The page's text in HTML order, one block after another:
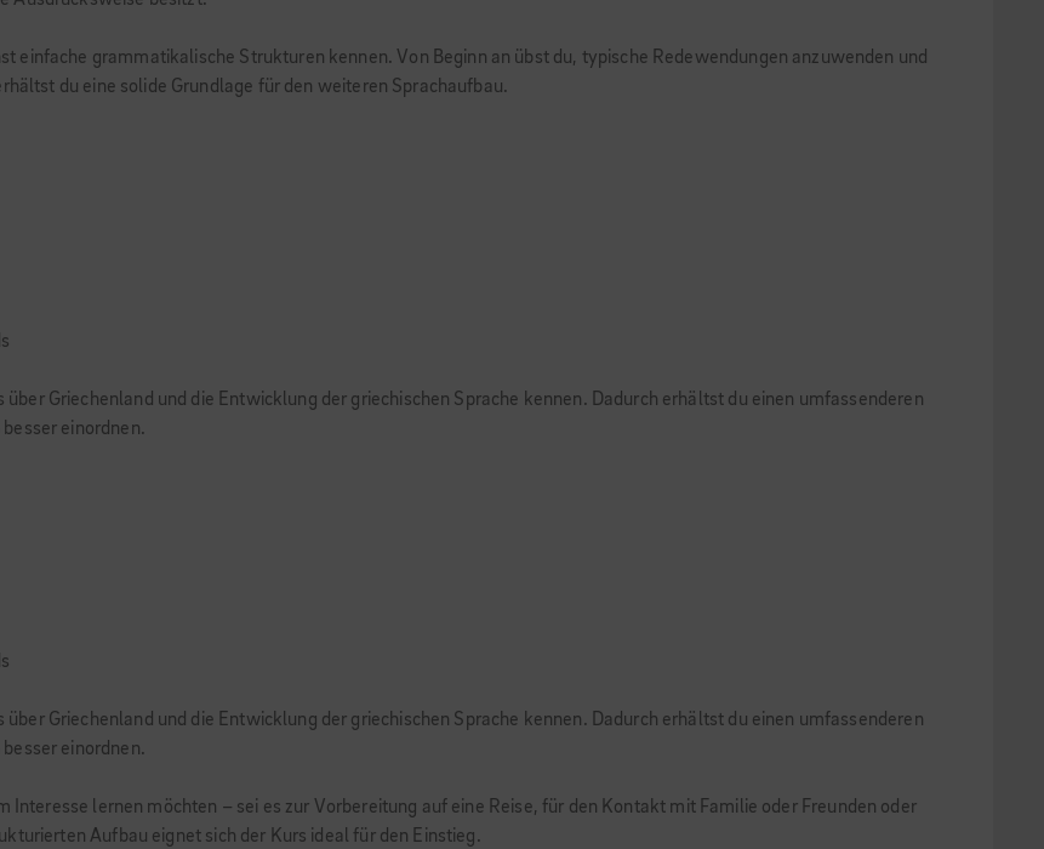
einfache grammatikalische Strukturen kennen. Von Beginn an übst du, typische Redewendungen anzuwenden und
du eine solide Grundlage für den weiteren Sprachaufbau.
Griechenland und die Entwicklung der griechischen Sprache kennen. Dadurch erhältst du einen umfassenderen
einordnen.
Griechenland und die Entwicklung der griechischen Sprache kennen. Dadurch erhältst du einen umfassenderen
einordnen.
Interesse lernen möchten – sei es zur Vorbereitung auf eine Reise, für den Kontakt mit Familie oder Freunden oder
Aufbau eignet sich der Kurs ideal für den Einstieg.